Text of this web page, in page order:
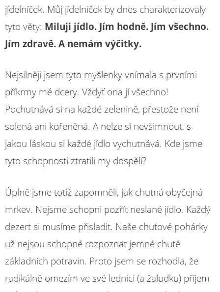
jídelníček. Můj jídelníček by dnes charakterizovaly
tyto věty: Miluji jídlo. Jím hodně. Jím všechno.
Jím zdravě. A nemám výčitky.
Nejsilněji jsem tyto myšlenky vnímala s prvními
příkrmy mé dcery. Vždyť ona jí všechno!
Pochutnává si na každé zelenině, přestože není
solená ani kořeněná. A nelze si nevšimnout, s
jakou láskou si každé jídlo vychutnává. Kde jsme
tyto schopnosti ztratili my dospělí?
Úplně jsme totiž zapomněli, jak chutná obyčejná
mrkev. Nejsme schopni pozřít neslané jídlo. Každý
dezert si musíme přisladit. Naše chuťové pohárky
už nejsou schopné rozpoznat jemné chutě
základních potravin. Proto jsem se rozhodla, že
radikálně omezím ve své lednici (a žaludku) příjem